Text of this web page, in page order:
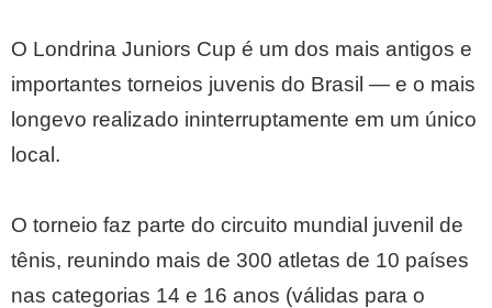
O Londrina Juniors Cup é um dos mais antigos e
importantes torneios juvenis do Brasil — e o mais
longevo realizado ininterruptamente em um único
local.
O torneio faz parte do circuito mundial juvenil de
tênis, reunindo mais de 300 atletas de 10 países
nas categorias 14 e 16 anos (válidas para o